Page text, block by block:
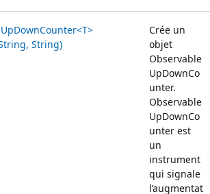
String)
Crée un
objet
Observable
UpDownCo
unter.
Observable
UpDownCo
unter est
un
instrument
qui signale
l’augmentat